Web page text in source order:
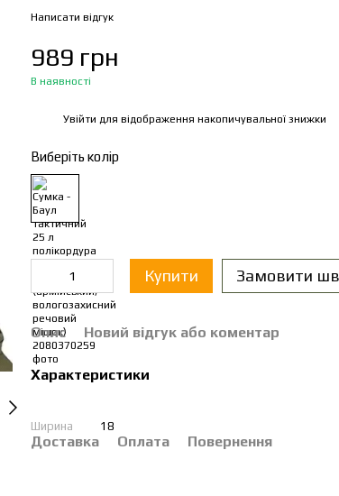
Написати відгук
989 грн
В наявності
Увійти для відображення накопичувальної знижки
Виберіть колір
Купити Замовити
Опис Новий відгук або коментар
Характеристики
Ширина 18
Доставка Оплата Повернення